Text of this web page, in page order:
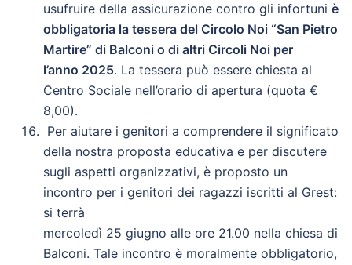
usufruire della assicurazione contro gli infortuni è
obbligatoria la tessera del Circolo Noi “San Pietro
Martire” di Balconi o di altri Circoli Noi per
l’anno 2025. La tessera può essere chiesta al
Centro Sociale nell’orario di apertura (quota €
8,00).
Per aiutare i genitori a comprendere il significato
della nostra proposta educativa e per discutere
sugli aspetti organizzativi, è proposto un
incontro per i genitori dei ragazzi iscritti al Grest:
si terrà
mercoledì 25 giugno alle ore 21.00 nella chiesa di
Balconi. Tale incontro è moralmente obbligatorio,